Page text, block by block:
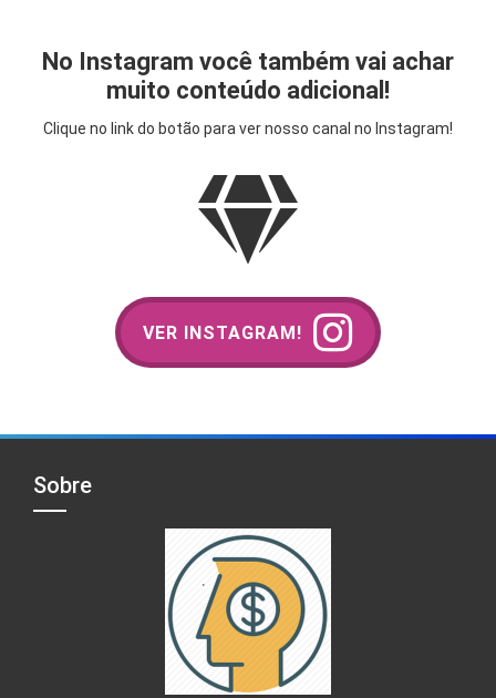
No Instagram você também vai achar
muito conteúdo adicional!
Clique no link do botão para ver nosso canal no Instagram!
VER INSTAGRAM!
Sobre